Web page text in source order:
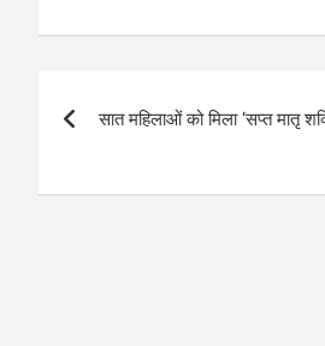
सात महिलाओं को मिला ‘सप्त मातृ